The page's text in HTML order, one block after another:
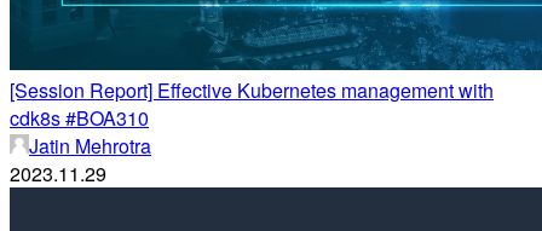
[Session Report] Effective Kubernetes management with
cdk8s #BOA310
Jatin Mehrotra
2023.11.29